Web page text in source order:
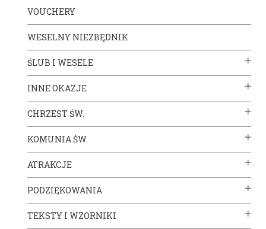
VOUCHERY
WESELNY NIEZBĘDNIK
ŚLUB I WESELE
INNE OKAZJE
CHRZEST ŚW.
KOMUNIA ŚW.
ATRAKCJE
PODZIĘKOWANIA
TEKSTY I WZORNIKI